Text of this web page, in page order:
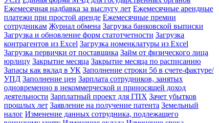
Ежемесячная надбавка за выслугу лет Ежемесячные арендные
платежи при простой аренде Ежемесячные премии
сотрудникам Журнал обмена Загрузка банковской выписки
Загрузка и обновление форм статотчетности Загрузка
контрагентов из Excel Загрузка номенклатуры из Excel
Загрузка первички от поставщика Займ от физического лица
юрлицу Закрытие месяца Закрытие месяца по расписанию
Запасы как вклад в УК Заполнение строки 5б в счете-фактуре/
УПД Заполнение цен Зарплата сотрудников, занятых
одновременно в некоммерческой и приносящей доход
деятельности Зарплатный проект для ГПХ Зачет убытков
прошлых лет Заявление на получение патента Земельный
налог Изменение данных сотрудника, подлежащего